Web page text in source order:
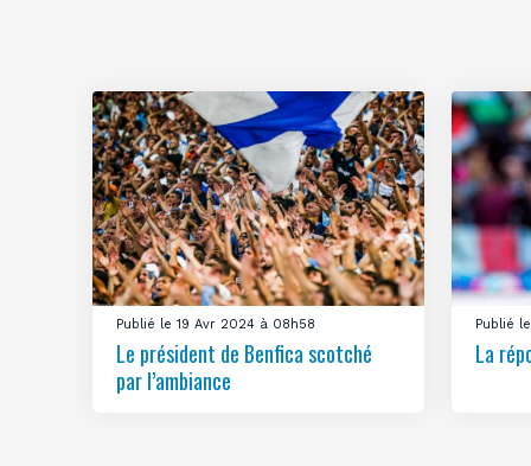
Publié le 19 Avr 2024 à 08h58
Le président de Benfica scotché
par l’ambiance
Publié
La